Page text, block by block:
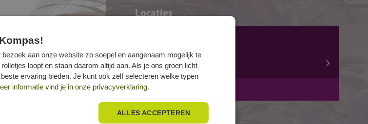
Locaties
Mozartlaan 15
8031 AA ZWOLLE
aan onze website zo soepel en aangenaam mogelijk te
loopt en staan daarom altijd aan. Als je ons groen licht
ervaring bieden. Je kunt ook zelf selecteren welke typen
informatie vind je in onze privacyverklaring.
ALLES ACCEPTEREN